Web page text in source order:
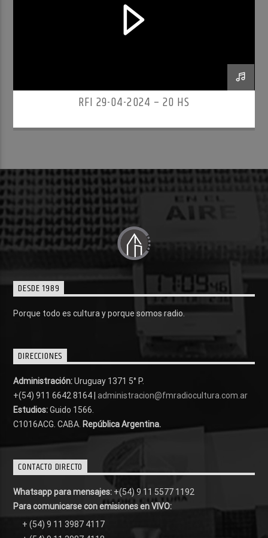
RFI 29-04-2024 – 20 HS
DESDE 1989
Porque todo es cultura y porque somos radio.
DIRECCIONES
Administración:Uruguay 1371 5° P.
+(54) 911 6642 8164 | administracion@fmradiocultura.com.ar
Estudios:Guido 1566.
C1016ACG . CABA. República Argentina.
CONTACTO DIRECTO
Whatsapp para mensajes: +(54) 9 11 5577 1192
Para comunicarse con emisiones en VIVO:
+ (54) 9 11 3987 4117